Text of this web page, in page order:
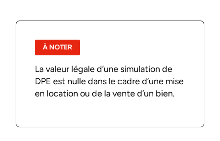
À NOTER
La valeur légale d’une simulation de
DPE est nulle dans le cadre d’une mise
en location ou de la vente d’un bien.